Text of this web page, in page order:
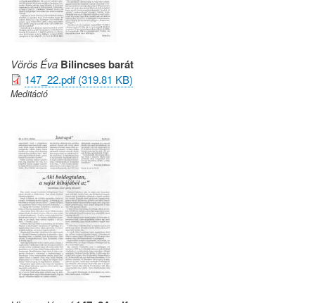
Vörös Éva Bilincses barát
147_22.pdf (319.81 KB)
Meditáció